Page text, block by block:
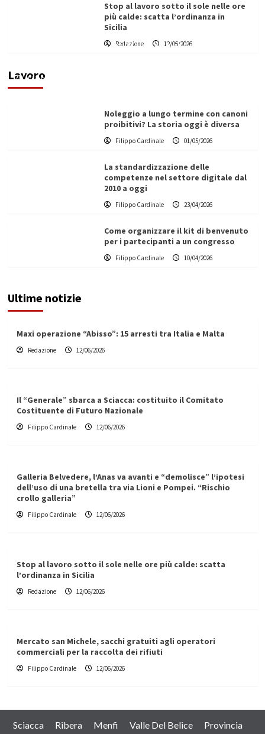
Stop al lavoro sotto il sole nelle ore
più calde: scatta l’ordinanza in
Sicilia
Redazione 12/06/2026
Lavoro
Vino in Italia: il giro d’affari contribuisce
Filippo Cardinale
Noleggio a lungo termine con canoni
proibitivi? La storia oggi è diversa
Filippo Cardinale 01/05/2026
La standardizzazione delle
competenze nel settore digitale dal
2010 a oggi
Filippo Cardinale 23/04/2026
Come organizzare il kit di benvenuto
per i partecipanti a un congresso
Filippo Cardinale 10/04/2026
Ultime notizie
Maxi operazione “Abisso”: 15 arresti tra Italia e Malta
Redazione 12/06/2026
Il “Generale” sbarca a Sciacca: costituito il Comitato
Costituente di Futuro Nazionale
Filippo Cardinale 12/06/2026
Galleria Belvedere, l’Anas va avanti e “demolisce” l’ipotesi
dell’uso di una bretella tra via Lioni e Pompei. “Rischio
crollo galleria”
Filippo Cardinale 12/06/2026
Stop al lavoro sotto il sole nelle ore più calde: scatta
l’ordinanza in Sicilia
Redazione 12/06/2026
Mercato san Michele, sacchi gratuiti agli operatori
commerciali per la raccolta dei rifiuti
Filippo Cardinale 12/06/2026
Sciacca Ribera Menfi Valle Del Belice Provincia